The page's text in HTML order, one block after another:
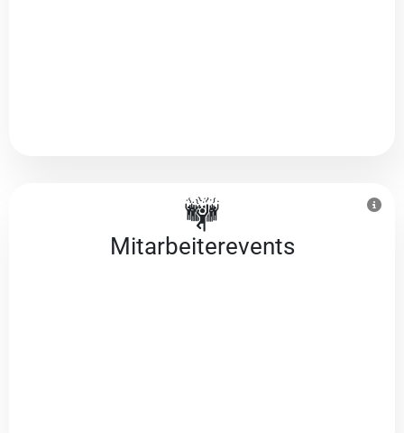
Mitarbeiter­events